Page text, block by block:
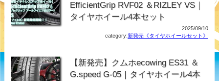
EfficientGrip RVF02 ＆RIZLEY VS｜
タイヤホイール4本セット
2025/09/10
category:新発売《タイヤホイールセット》
【新発売】クムホecowing ES31 ＆
G.speed G-05｜タイヤホイール4本